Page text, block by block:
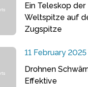
Ein Teleskop der
Weltspitze auf
Zugspitze
11 February 2025
Drohnen
Effektive